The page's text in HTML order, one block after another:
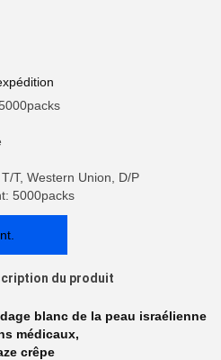
T, Western Union, D/P
5000packs
du produit
blanc de la peau israélienne
médicaux,
crêpe